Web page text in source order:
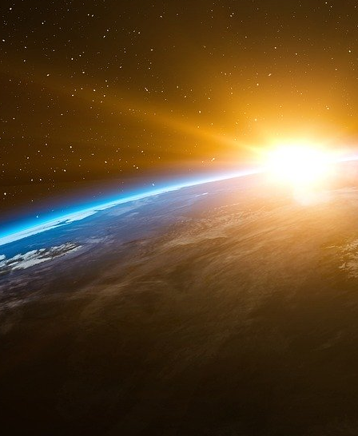
Si les décrets offrent aux présidents un outil
des défis juridiques et administratifs
annulés par une administration ultérieure.
d’autres avant lui, a révoqué de
s’apprête à faire de même. Le Congrès
annuler un décret.
Quelles questions Trump abordera-t-il
Comme en 2017, Donald Trump entrera à la
républicaine au Congrès, bien que plus
ont indiqué qu’ils donneraient la priorité à
programme de M. Trump, notamment la
mais il est difficile de savoir ce qu’ils
majorité législative.
M. Trump a signé près de soixante